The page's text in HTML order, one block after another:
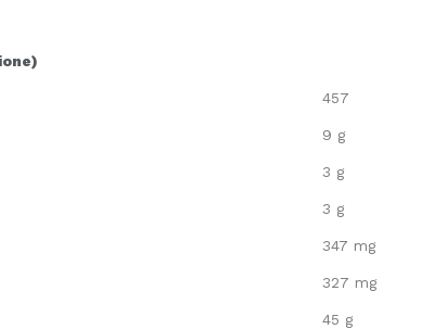
457
9 g
3 g
3 g
347 mg
327 mg
45 g